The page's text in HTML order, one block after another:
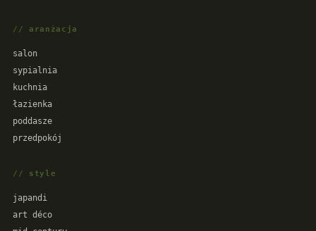
// aranżacja
salon
sypialnia
kuchnia
łazienka
poddasze
przedpokój
// style
japandi
art déco